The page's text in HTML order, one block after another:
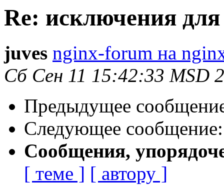
Re: исключения
juves nginx-forum на
Сб Сен 11 15:42:33 MSD
Предыдущее
Следующее
Сообщения,
[ теме ] [ автору ]